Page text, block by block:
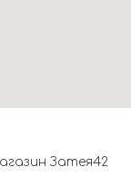
Затея42